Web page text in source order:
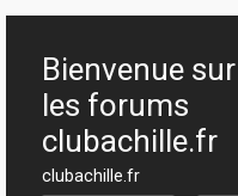
Bienvenue sur
les forums
clubachille.fr
clubachille.fr